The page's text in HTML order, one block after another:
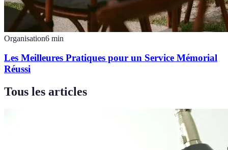
Organisation6 min
Les Meilleures Pratiques pour un Service Mémorial
Réussi
Tous les articles